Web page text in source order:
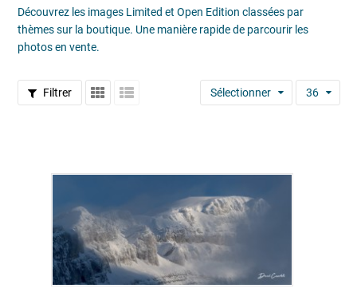
Découvrez les images Limited et Open Edition classées par
thèmes sur la boutique. Une manière rapide de parcourir les
photos en vente.
Filtrer Sélectionner 36